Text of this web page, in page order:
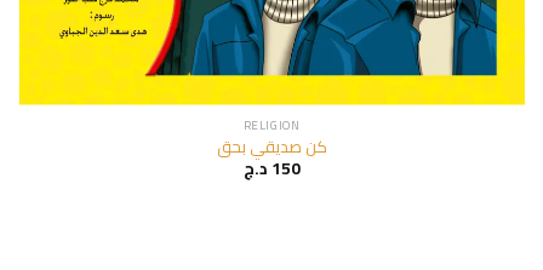
RELIGION
كن صديقي بحق
150د.ج